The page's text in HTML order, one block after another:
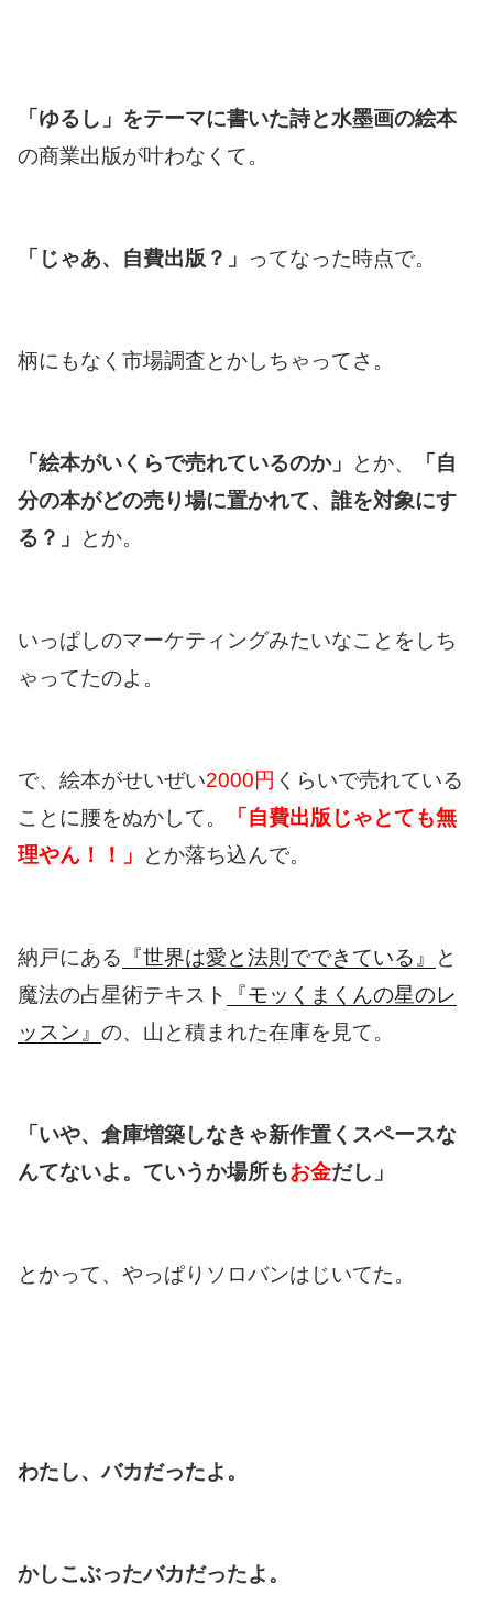
「ゆるし」をテーマに書いた詩と水墨画の絵本
の商業出版が叶わなくて。
「じゃあ、自費出版？」 ってなった時点で。
柄にもなく市場調査とかしちゃってさ。
「絵本がいくらで売れているのか」 とか、
「自
分の本がどの売り場に置かれて、誰を対象にす
る？」
とか。
いっぱしのマーケティングみたいなことをしち
ゃってたのよ。
で、絵本がせいぜい2000円 くらいで売れている
ことに腰をぬかして。
「自費出版じゃとても無
理やん！！」
とか落ち込んで。
納戸にある 『世界は愛と法則でできている』
と
魔法の占星術テキスト
『モッくまくんの星のレ
ッスン』 の、山と積まれた在庫を見て。
「いや、倉庫増築しなきゃ新作置くスペースな
んてないよ。ていうか場所もお金だし」
とかって、やっぱりソロバンはじいてた。
わたし、バカだったよ。
かしこぶったバカだったよ。